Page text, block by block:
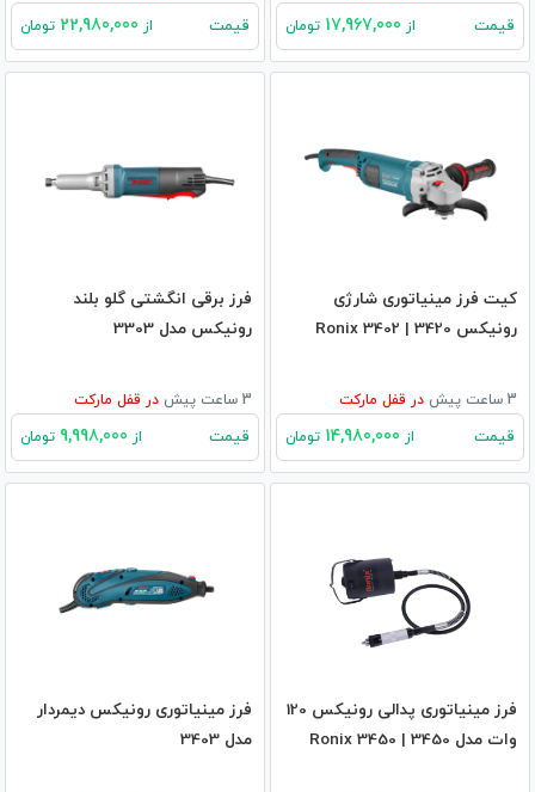
قیمت از تومان قیمت از تومان
کیت فرز مینیاتوری شارژی
رونیکس 3420 | Ronix 3402
3 ساعت پیش در قفل مارکت
قیمت از تومان
فرز برقی انگشتی گلو بلند
رونیکس مدل 3303
3 ساعت پیش در قفل مارکت
قیمت از تومان
فرز مینیاتوری پدالی رونیکس 120
وات مدل 3450 | Ronix 3450
فرز مینیاتوری رونیکس دیمردار
مدل 3403